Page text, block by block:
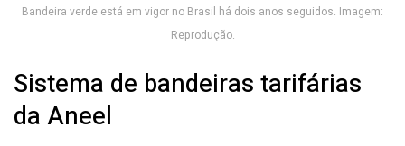
Bandeira verde está em vigor no Brasil há dois anos seguidos. Imagem:
Reprodução.
Sistema de bandeiras tarifárias
da Aneel